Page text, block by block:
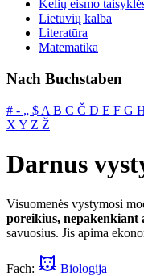
Kelių eismo
Lietuvių kalba
Literatūra
Matematika
Nach Buchstaben
# ‐ „ $ A B C Č D E F G
X Y Z Ž
Darnus
Visuomenės vystymosi
poreikius, nepakenkiant
savuosius. Jis apima
Fach:
Biologija